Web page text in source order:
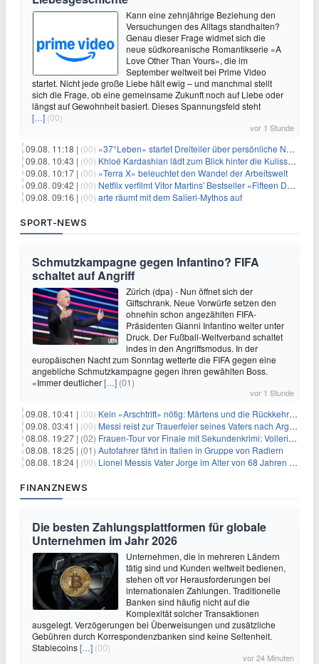
Kann eine zehnjährige Beziehung den
Versuchungen des Alltags standhalten?
Genau dieser Frage widmet sich die
neue südkoreanische Romantikserie «A
Love Other Than Yours», die im
September weltweit bei Prime Video
startet. Nicht jede große Liebe hält ewig – und manchmal stellt
sich die Frage, ob eine gemeinsame Zukunft noch auf Liebe oder
längst auf Gewohnheit basiert. Dieses Spannungsfeld steht
[…] (00)
vor 1 Stunde
09.08. 11:18 | (00) «37°Leben» startet Dreiteiler über persönliche Neuanfänge
09.08. 10:43 | (00) Khloé Kardashian lädt zum Blick hinter die Kulissen ihres Freundeskreises
09.08. 10:17 | (00) «Terra X» beleuchtet den Wandel der Arbeitswelt
09.08. 09:42 | (00) Netflix verfilmt Vitor Martins' Bestseller «Fifteen Days»
09.08. 09:16 | (00) arte räumt mit dem Salieri-Mythos auf
SPORT-NEWS
Schmutzkampagne gegen Infantino? FIFA
schaltet auf Angriff
Zürich (dpa) - Nun öffnet sich der
Giftschrank. Neue Vorwürfe setzen den
ohnehin schon angezählten FIFA-
Präsidenten Gianni Infantino weiter unter
Druck. Der Fußball-Weltverband schaltet
indes in den Angriffsmodus. In der
europäischen Nacht zum Sonntag wetterte die FIFA gegen eine
angebliche Schmutzkampagne gegen ihren gewählten Boss.
«Immer deutlicher[…] (01)
vor 1 Stunde
09.08. 10:41 | (00) Kein «Arschtritt» nötig: Märtens und die Rückkehr nach Paris
09.08. 03:41 | (00) Messi reist zur Trauerfeier seines Vaters nach Argentinien
08.08. 19:27 | (02) Frauen-Tour vor Finale mit Sekundenkrimi: Vollering in Gelb
08.08. 18:25 | (01) Autofahrer fährt in Italien in Gruppe von Radlern
08.08. 18:24 | (00) Lionel Messis Vater Jorge im Alter von 68 Jahren gestorben
FINANZNEWS
Die besten Zahlungsplattformen für globale
Unternehmen im Jahr 2026
Unternehmen, die in mehreren Ländern
tätig sind und Kunden weltweit bedienen,
stehen oft vor Herausforderungen bei
internationalen Zahlungen. Traditionelle
Banken sind häufig nicht auf die
Komplexität solcher Transaktionen
ausgelegt. Verzögerungen bei Überweisungen und zusätzliche
Gebühren durch Korrespondenzbanken sind keine Seltenheit.
Stablecoins[…] (00)
vor 24 Minuten